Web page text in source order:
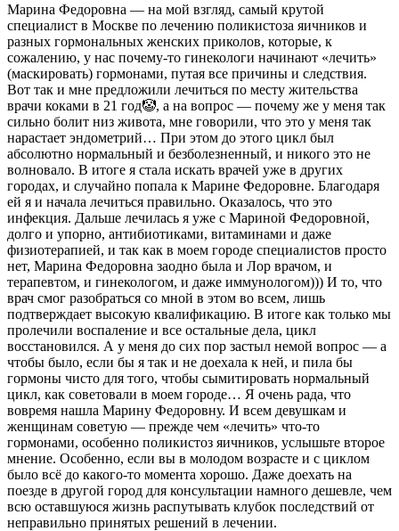
Марина Федоровна — на мой взгляд, самый крутой
специалист в Москве по лечению поликистоза яичников и
разных гормональных женских приколов, которые, к
сожалению, у нас почему-то гинекологи начинают «лечить»
(маскировать) гормонами, путая все причины и следствия.
Вот так и мне предложили лечиться по месту жительства
врачи коками в 21 год🤡, а на вопрос — почему же у меня так
сильно болит низ живота, мне говорили, что это у меня так
нарастает эндометрий… При этом до этого цикл был
абсолютно нормальный и безболезненный, и никого это не
волновало. В итоге я стала искать врачей уже в других
городах, и случайно попала к Марине Федоровне. Благодаря
ей я и начала лечиться правильно. Оказалось, что это
инфекция. Дальше лечилась я уже с Мариной Федоровной,
долго и упорно, антибиотиками, витаминами и даже
физиотерапией, и так как в моем городе специалистов просто
нет, Марина Федоровна заодно была и Лор врачом, и
терапевтом, и гинекологом, и даже иммунологом))) И то, что
врач смог разобраться со мной в этом во всем, лишь
подтверждает высокую квалификацию. В итоге как только мы
пролечили воспаление и все остальные дела, цикл
восстановился. А у меня до сих пор застыл немой вопрос — а
чтобы было, если бы я так и не доехала к ней, и пила бы
гормоны чисто для того, чтобы сымитировать нормальный
цикл, как советовали в моем городе… Я очень рада, что
вовремя нашла Марину Федоровну. И всем девушкам и
женщинам советую — прежде чем «лечить» что-то
гормонами, особенно поликистоз яичников, услышьте второе
мнение. Особенно, если вы в молодом возрасте и с циклом
было всё до какого-то момента хорошо. Даже доехать на
поезде в другой город для консультации намного дешевле, чем
всю оставшуюся жизнь распутывать клубок последствий от
неправильно принятых решений в лечении.